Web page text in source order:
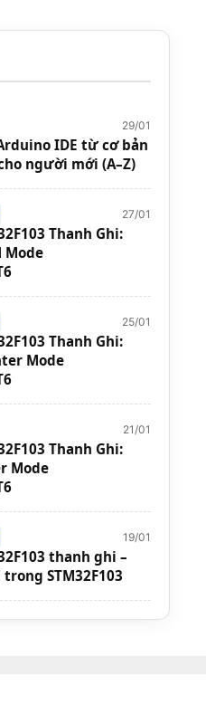
29/01
IDE từ cơ bản
người mới (A–Z)
27/01
Thanh Ghi:
Mode
25/01
Thanh Ghi:
Mode
21/01
Thanh Ghi:
Mode
19/01
thanh ghi –
STM32F103